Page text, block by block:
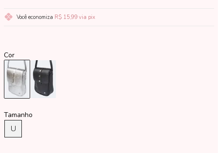
Você economiza R$ 15,99 via pix
Tamanho
U